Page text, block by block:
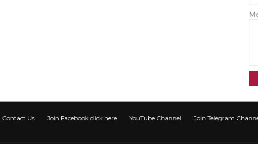
Contact Us Join Facebook click here YouTube Channel
Join Telegram